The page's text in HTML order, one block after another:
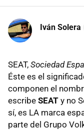
Iván Solera
SEAT, Sociedad
Éste es el
componen el
escribe SEAT y no
sí, es LA marca
parte del Grupo